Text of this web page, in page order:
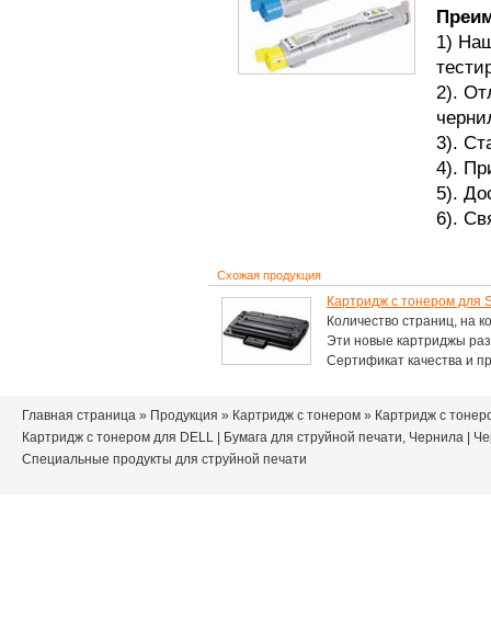
1)
2).
3).
4).
5).
6).
Схожая продукция
Картридж с тонером для
Количество страниц, на
Эти новые картриджы
Сертификат качества и
Главная страница » Продукция » Картридж с тонером » Картридж с
Картридж с тонером для DELL
Бумага для струйной печати, Чернила
Специальные продукты для струйной печати